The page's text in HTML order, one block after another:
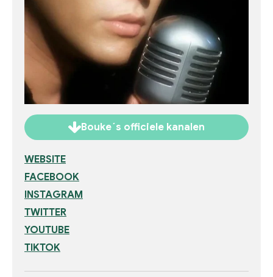
Bouke´s officiele kanalen
WEBSITE
FACEBOOK
INSTAGRAM
TWITTER
YOUTUBE
TIKTOK